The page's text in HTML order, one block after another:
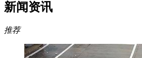
新闻资讯
推荐